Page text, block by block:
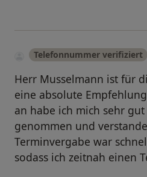
Telefonnummer verifiziert
Herr Musselmann ist für
eine absolute
an habe ich mich sehr
genommen und
Terminvergabe war
sodass ich zeitnah einen